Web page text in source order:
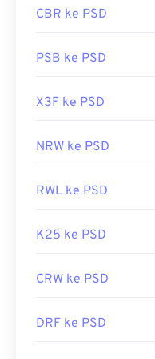
https://filext.com/
CBR ke PSD
PSB ke PSD
X3F ke PSD
NRW ke PSD
RWL ke PSD
K25 ke PSD
CRW ke PSD
DRF ke PSD